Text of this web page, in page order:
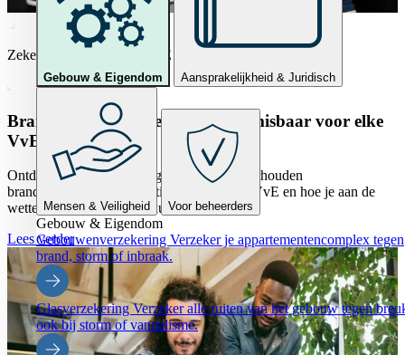
Gebouw & Eigendom Aansprakelijkheid & Juridisch
Mensen & Veiligheid Voor beheerders
Gebouw & Eigendom
Gebouwenverzekering Verzeker je appartementencomplex tegen
brand, storm of inbraak.
GlasverzekeringVerzeker alle ruiten van het gebouw tegen
ook bij storm of vandalisme.
Zeker voor Vastgoed & VvE
Brandmeldinstallatie (BMI) is onmisbaar voor elke
VvE
Ontdek waarom een goedgekeurde en onderhouden
brandmeldinstallatie essentieel is voor elke VvE en hoe je aan de
wettelijke verplichtingen kunt voldoen.
Lees verder